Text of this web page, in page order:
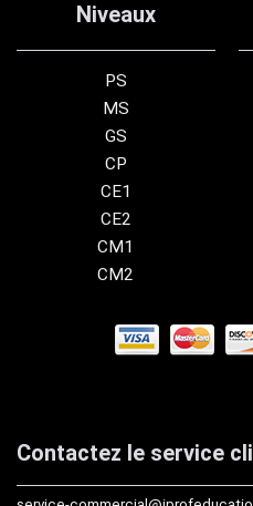
Niveaux
PS
MS
GS
CP
CE1
CE2
CM1
CM2
Contactez le service